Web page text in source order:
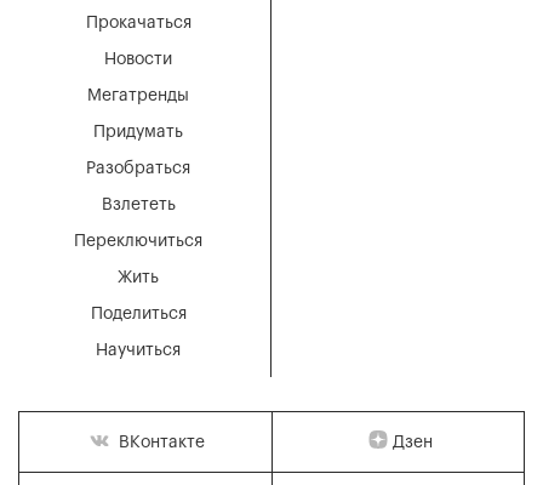
Мегатренды
Придумать
Разобраться
Взлететь
Новости
Переключиться
Жить
Поделиться
Научиться
Прокачаться
ВКонтакте Дзен